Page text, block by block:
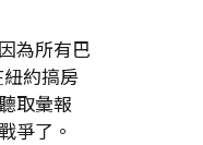
為所有巴
約搞房
取彙報
爭了。